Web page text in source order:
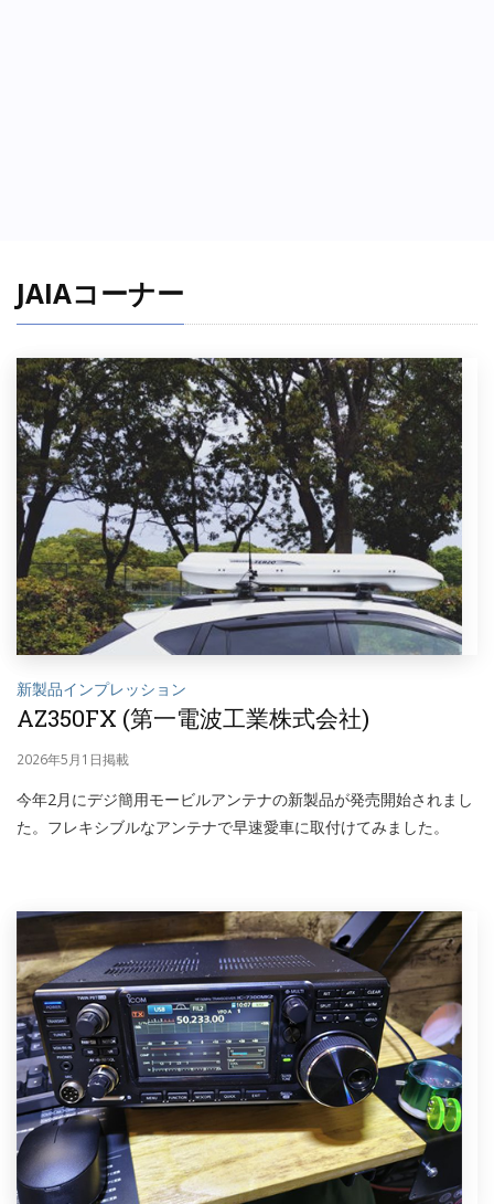
JAIAコーナー
新製品インプレッション
AZ350FX (第一電波工業株式会社)
2026年5月1日掲載
今年2月にデジ簡用モービルアンテナの新製品が発売開始されまし
た。フレキシブルなアンテナで早速愛車に取付けてみました。